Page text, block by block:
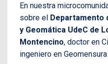
En nuestra
sobre el Departamento
y Geomática UdeC de
Montencino, doctor en
ingeniero en Geomensura